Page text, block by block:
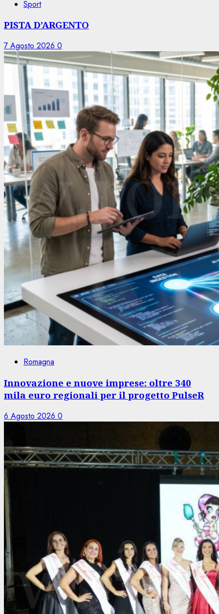
Sport
PISTA D’ARGENTO
7 Agosto 2026 0
Romagna
Innovazione e nuove imprese: oltre 340
mila euro regionali per il progetto PulseR
6 Agosto 2026 0